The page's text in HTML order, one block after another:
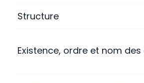
Structure
Existence, ordre et nom